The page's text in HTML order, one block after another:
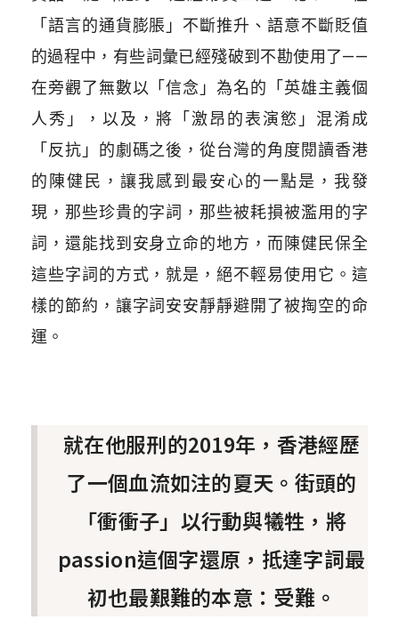
「語言的通貨膨脹」不斷推升、語意不斷貶值
的過程中，有些詞彙已經殘破到不勘使用了——
在旁觀了無數以「信念」為名的「英雄主義個
人秀」，以及，將「激昂的表演慾」混淆成
「反抗」的劇碼之後，從台灣的角度閱讀香港
的陳健民，讓我感到最安心的一點是，我發
現，那些珍貴的字詞，那些被耗損被濫用的字
詞，還能找到安身立命的地方，而陳健民保全
這些字詞的方式，就是，絕不輕易使用它。這
樣的節約，讓字詞安安靜靜避開了被掏空的命
運。
就在他服刑的2019年，香港經歷
了一個血流如注的夏天。街頭的
「衝衝子」以行動與犧牲，將
passion這個字還原，抵達字詞最
初也最艱難的本意：受難。